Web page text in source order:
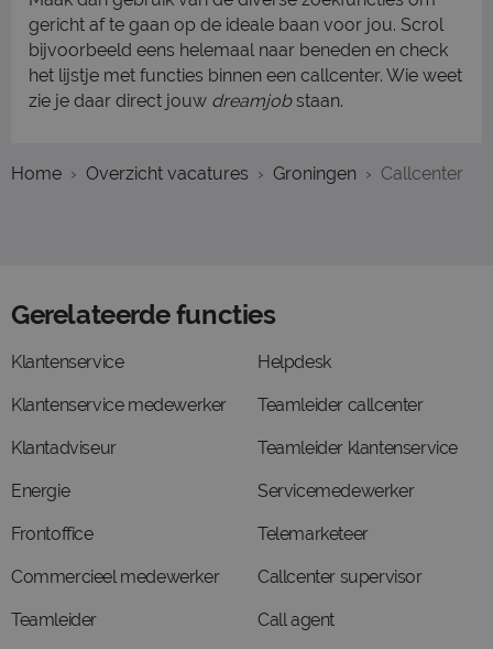
gericht af te gaan op de ideale baan voor jou. Scrol
bijvoorbeeld eens helemaal naar beneden en check
het lijstje met functies binnen een callcenter. Wie weet
zie je daar direct jouw dreamjobstaan.
Home Overzicht vacatures Groningen Callcenter
Gerelateerde functies
Klantenservice
Klantenservice medewerker
Klantadviseur
Energie
Frontoffice
Commercieel medewerker
Teamleider
Helpdesk
Teamleider callcenter
Teamleider klantenservice
Servicemedewerker
Telemarketeer
Callcenter supervisor
Call agent